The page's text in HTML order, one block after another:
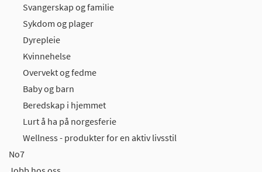
Svangerskap og familie
Sykdom og plager
Dyrepleie
Kvinnehelse
Overvekt og fedme
Baby og barn
Beredskap i hjemmet
Lurt å ha på norgesferie
Wellness - produkter for en aktiv livsstil
No7